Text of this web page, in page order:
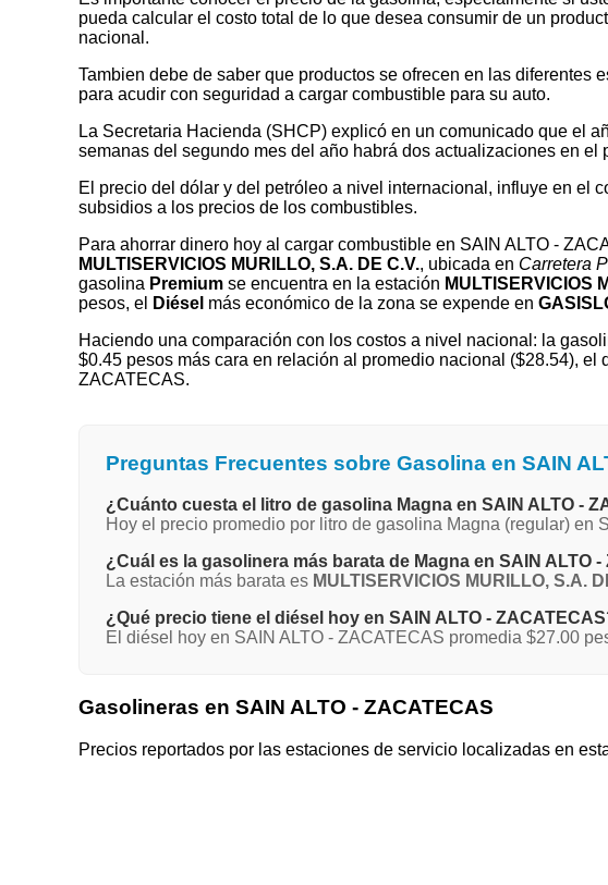
pueda calcular el costo total de lo que desea consumir de un
nacional.
Tambien debe de saber que productos se ofrecen en las
para acudir con seguridad a cargar combustible para su auto.
La Secretaria Hacienda (SHCP) explicó en un comunicado que el
semanas del segundo mes del año habrá dos actualizaciones en
El precio del dólar y del petróleo a nivel internacional, influye en el
subsidios a los precios de los combustibles.
Para ahorrar dinero hoy al cargar combustible en SAIN ALTO -
MULTISERVICIOS MURILLO, S.A. DE C.V., ubicada en Carretera
gasolina Premium se encuentra en la estación MULTISERVICIOS
pesos, el
Diésel más económico de la zona se expende en
Haciendo una comparación con los costos a nivel nacional: la
$0.45 pesos más cara en relación al promedio nacional ($28.54),
ZACATECAS.
Preguntas Frecuentes sobre Gasolina en SAIN
¿Cuánto cuesta el litro de gasolina Magna en SAIN ALTO -
Hoy el precio promedio por litro de gasolina Magna (regular) en
¿Cuál es la gasolinera más barata de Magna en SAIN ALTO -
La estación más barata es MULTISERVICIOS MURILLO, S.A.
¿Qué precio tiene el diésel hoy en SAIN ALTO -
El diésel hoy en SAIN ALTO - ZACATECAS promedia $27.00
Gasolineras en SAIN ALTO - ZACATECAS
Precios reportados por las estaciones de servicio localizadas en